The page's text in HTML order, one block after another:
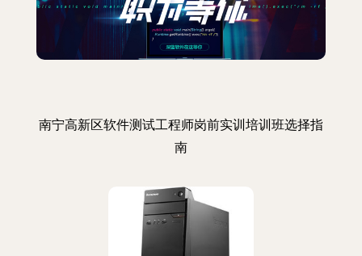
南宁高新区软件测试工程师岗前实训培训班选择指
南